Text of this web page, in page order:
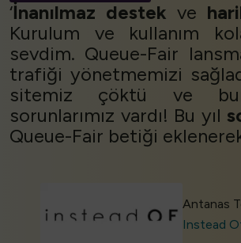
‘İnanılmaz destek ve
Kurulum ve kullanım
sevdim. Queue-Fair
trafiği yönetmemizi
sitemiz çöktü ve
sorunlarımız vardı! Bu yıl
Queue-Fair betiği
Antanas
Instead